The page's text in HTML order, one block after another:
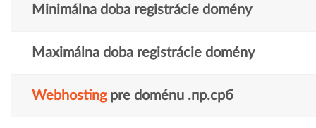
Minimálna doba registrácie domény
Maximálna doba registrácie domény
Webhostingpre doménu .пр.срб